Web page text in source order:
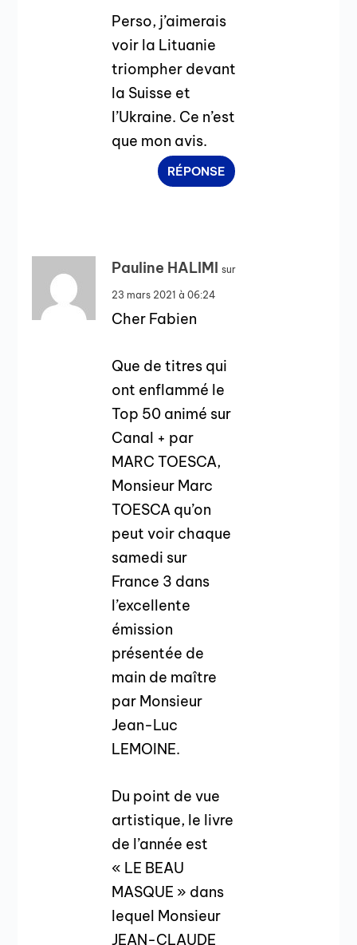
Perso, j’aimerais
voir la Lituanie
triompher devant
la Suisse et
l’Ukraine. Ce n’est
que mon avis.
RÉPONSE
Pauline HALIMI sur
23 mars 2021 à 06:24
Cher Fabien
Que de titres qui
ont enflammé le
Top 50 animé sur
Canal + par
MARC TOESCA,
Monsieur Marc
TOESCA qu’on
peut voir chaque
samedi sur
France 3 dans
l’excellente
émission
présentée de
main de maître
par Monsieur
Jean-Luc
LEMOINE.
Du point de vue
artistique, le livre
de l’année est
« LE BEAU
MASQUE » dans
lequel Monsieur
JEAN-CLAUDE